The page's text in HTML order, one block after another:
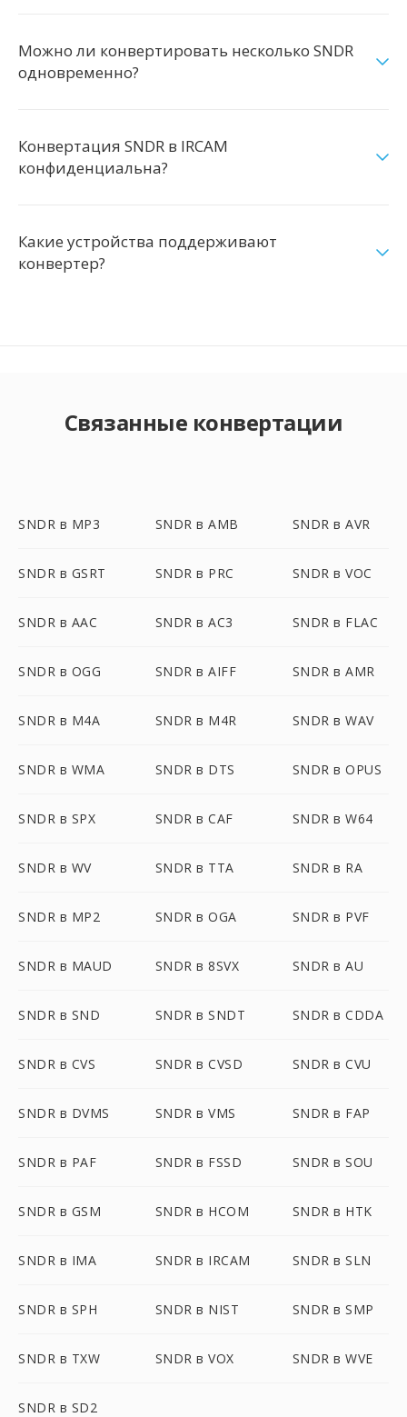
Можно ли конвертировать несколько SNDR
одновременно?
Конвертация SNDR в IRCAM
конфиденциальна?
Какие устройства поддерживают
конвертер?
Связанные конвертации
SNDR в MP3 SNDR в AMB SNDR в AVR
SNDR в GSRT SNDR в PRC SNDR в VOC
SNDR в AAC SNDR в AC3 SNDR в FLAC
SNDR в OGG SNDR в AIFF SNDR в AMR
SNDR в M4A SNDR в M4R SNDR в WAV
SNDR в WMA SNDR в DTS SNDR в OPUS
SNDR в SPX SNDR в CAF SNDR в W64
SNDR в WV SNDR в TTA SNDR в RA
SNDR в MP2 SNDR в OGA SNDR в PVF
SNDR в MAUD SNDR в 8SVX SNDR в AU
SNDR в SND SNDR в SNDT SNDR в CDDA
SNDR в CVS SNDR в CVSD SNDR в CVU
SNDR в DVMS SNDR в VMS SNDR в FAP
SNDR в PAF SNDR в FSSD SNDR в SOU
SNDR в GSM SNDR в HCOM SNDR в HTK
SNDR в IMA SNDR в IRCAM SNDR в SLN
SNDR в SPH SNDR в NIST SNDR в SMP
SNDR в TXW SNDR в VOX SNDR в WVE
SNDR в SD2